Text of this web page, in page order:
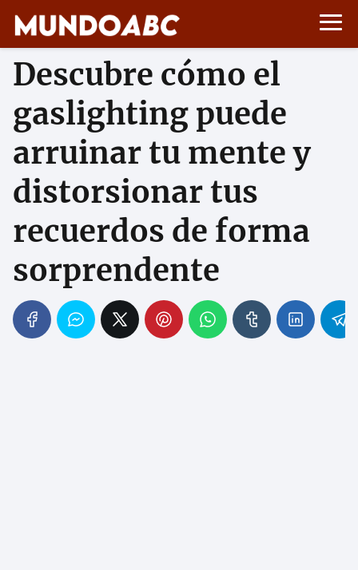
Descubre cómo el
gaslighting puede
arruinar tu mente y
distorsionar tus
recuerdos de forma
sorprendente